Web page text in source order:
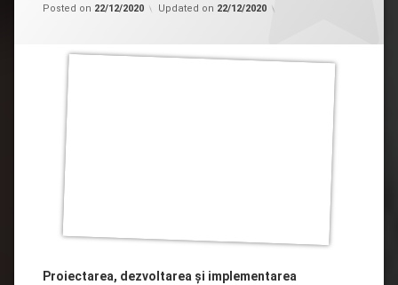
Posted on 22/12/2020 Updated on 22/12/2020
Proiectarea, dezvoltarea și implementarea